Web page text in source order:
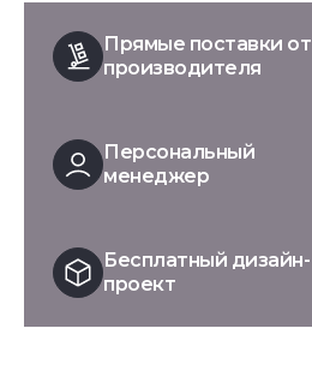
Прямые поставки от
производителя
Персональный
менеджер
Бесплатный дизайн-
проект